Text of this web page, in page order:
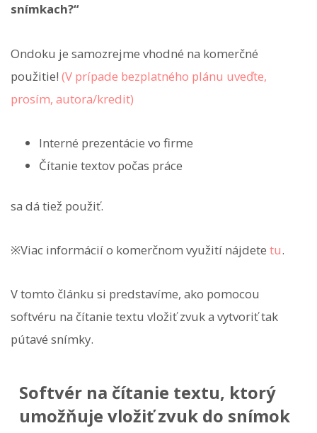
snímkach?“
Ondoku je samozrejme vhodné na komerčné
použitie! (V prípade bezplatného plánu uveďte,
prosím, autora/kredit)
Interné prezentácie vo firme
Čítanie textov počas práce
sa dá tiež použiť.
※Viac informácií o komerčnom využití nájdete tu.
V tomto článku si predstavíme, ako pomocou
softvéru na čítanie textu vložiť zvuk a vytvoriť tak
pútavé snímky.
Softvér na čítanie textu, ktorý
umožňuje vložiť zvuk do snímok